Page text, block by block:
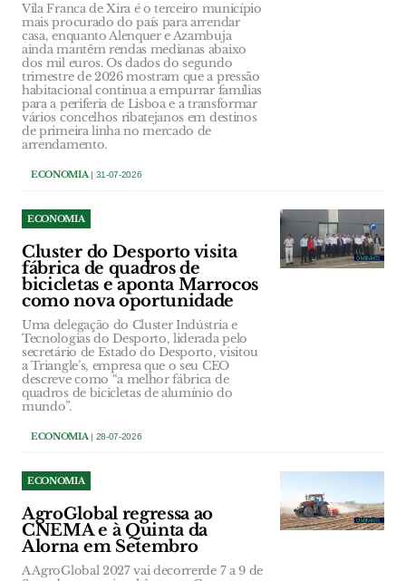
Vila Franca de Xira é o terceiro município
mais procurado do país para arrendar
casa, enquanto Alenquer e Azambuja
ainda mantêm rendas medianas abaixo
dos mil euros. Os dados do segundo
trimestre de 2026 mostram que a pressão
habitacional continua a empurrar famílias
para a periferia de Lisboa e a transformar
vários concelhos ribatejanos em destinos
de primeira linha no mercado de
arrendamento.
ECONOMIA| 31-07-2026
ECONOMIA
Cluster do Desporto visita
fábrica de quadros de
bicicletas e aponta Marrocos
como nova oportunidade
Uma delegação do Cluster Indústria e
Tecnologias do Desporto, liderada pelo
secretário de Estado do Desporto, visitou
a Triangle’s, empresa que o seu CEO
descreve como “a melhor fábrica de
quadros de bicicletas de alumínio do
mundo”.
ECONOMIA| 28-07-2026
ECONOMIA
AgroGlobal regressa ao
CNEMA e à Quinta da
Alorna em Setembro
A AgroGlobal 2027 vai decorrerde 7 a 9 de